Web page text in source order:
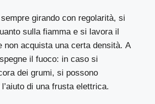
girando con regolarità, si
sulla fiamma e si lavora il
non acquista una certa densità. A
il fuoco: in caso si
dei grumi, si possono
di una frusta elettrica.